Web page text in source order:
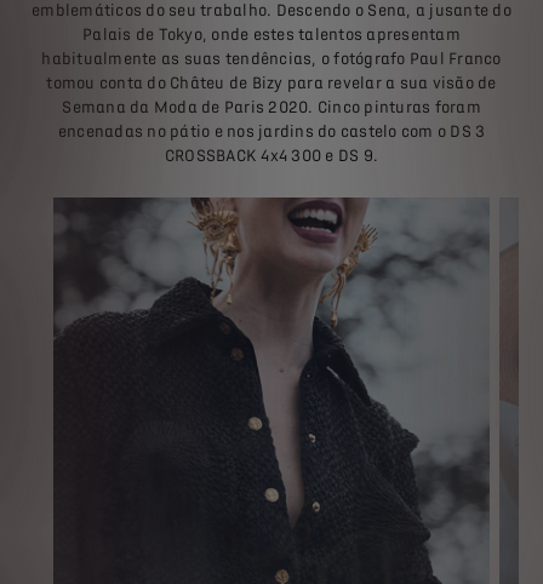
emblemáticos do seu trabalho. Descendo o Sena, a jusante do
Palais de Tokyo, onde estes talentos apresentam
habitualmente as suas tendências, o fotógrafo Paul Franco
tomou conta do Châteu de Bizy para revelar a sua visão de
Semana da Moda de Paris 2020. Cinco pinturas foram
encenadas no pátio e nos jardins do castelo com o DS 3
CROSSBACK 4x4 300 e DS 9.